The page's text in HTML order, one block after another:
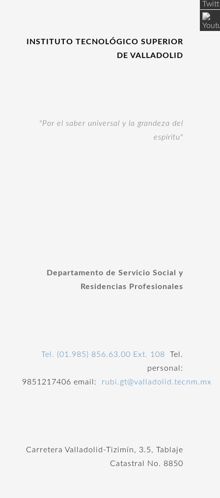
INSTITUTO TECNOLÓGICO SUPERIOR
DE VALLADOLID
"Por el saber universal y la grandeza del
espíritu"
Departamento de Servicio Social y
Residencias Profesionales
Tel. (01.985) 856.63.00 Ext. 108 Tel.
personal:
9851217406 email:
rubi.gt@valladolid.tecnm.mx
Carretera Valladolid-Tizimín, 3.5, Tablaje
Catastral No. 8850